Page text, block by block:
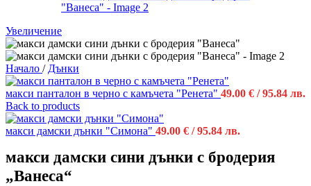
Увеличение
Начало / Дънки
макси панталон в черно с камъчета "Ренета" 49.00 € / 95.84 лв.
Back to products
макси дамски дънки "Симона" 49.00 € / 95.84 лв.
макси дамски сини дънки с бродерия
„Ванеса“